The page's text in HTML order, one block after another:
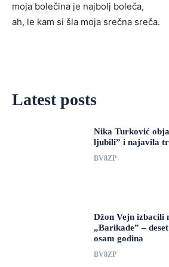
moja bolečina je najbolj boleča,
ah, le kam si šla moja srečna sreča.
Latest posts
Nika Turković
ljubili” i najavila
BV8ZP
Džon Vejn izbacili
„Barikade” –
osam godina
BV8ZP